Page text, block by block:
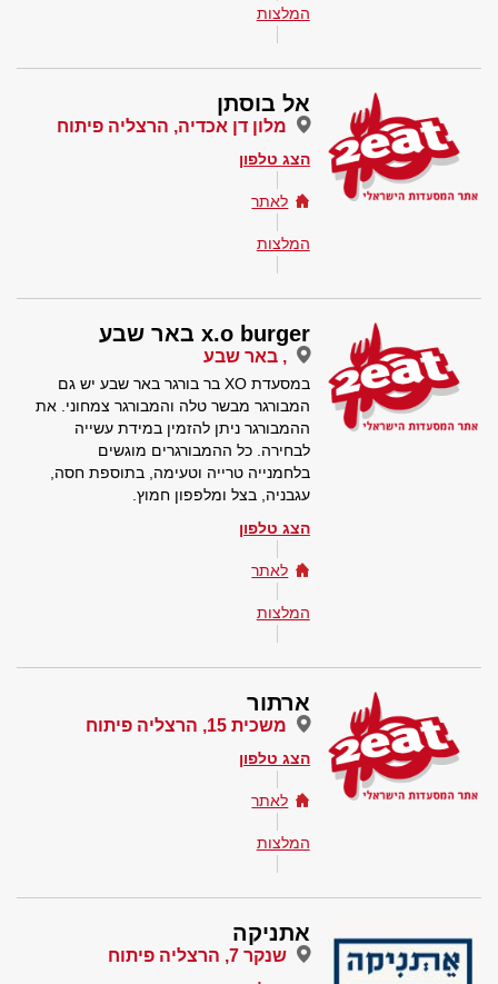
המלצות
אל בוסתן
מלון דן אכדיה, הרצליה פיתוח
הצג טלפון
לאתר
המלצות
x.o burger באר שבע
, באר שבע
במסעדת XO בר בורגר באר שבע יש גם
המבורגר מבשר טלה והמבורגר צמחוני. את
ההמבורגר ניתן להזמין במידת עשייה
לבחירה. כל ההמבורגרים מוגשים
בלחמנייה טרייה וטעימה, בתוספת חסה,
עגבניה, בצל ומלפפון חמוץ.
הצג טלפון
לאתר
המלצות
ארתור
משכית 15, הרצליה פיתוח
הצג טלפון
לאתר
המלצות
אתניקה
שנקר 7, הרצליה פיתוח